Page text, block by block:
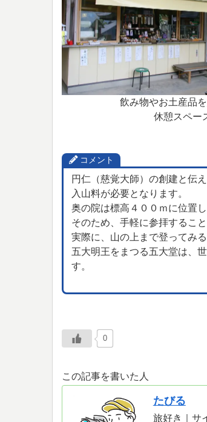
飲み物やお土産品
休憩スペー
コメント
円仁（慈覚大師）の創建と伝
入山料が必要となります。
奥の院は標高４００ｍに位置
そのため、手軽に参拝すること
実際に、山の上まで登ってみ
五大明王をまつる五大堂は、
す。
0
この記事を書いた人
たびる
旅好き｜サ